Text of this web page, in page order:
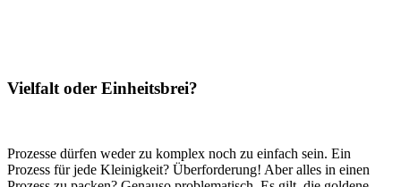
Vielfalt oder Einheitsbrei?
Prozesse dürfen weder zu komplex noch zu einfach sein. Ein
Prozess für jede Kleinigkeit? Überforderung! Aber alles in einen